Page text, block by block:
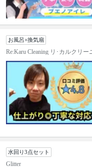
お風呂×換気扇
Re:Karu Cleaning リ･カルクリー
水回り3点セット
Glitter